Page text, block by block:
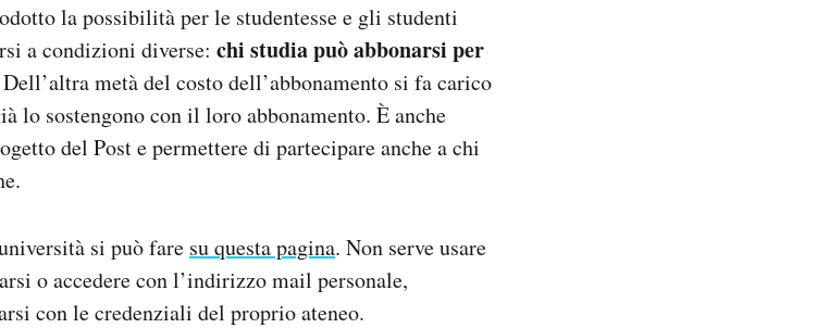
la possibilità per le studentesse e gli studenti
a condizioni diverse: chi studia può abbonarsi per
Dell’altra metà del costo dell’abbonamento si fa carico
lo sostengono con il loro abbonamento. È anche
del Post e permettere di partecipare anche a chi
si può fare su questa pagina. Non serve usare
o accedere con l’indirizzo mail personale,
con le credenziali del proprio ateneo.